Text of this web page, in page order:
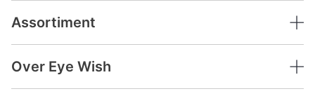
Assortiment
Over Eye Wish